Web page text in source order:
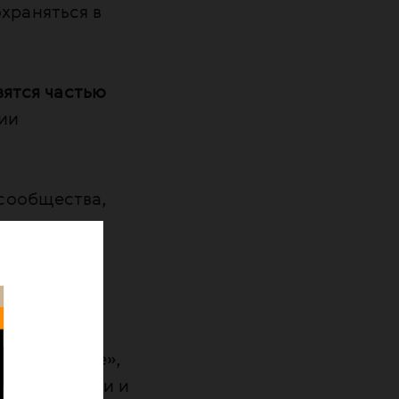
в
частью
и
форм
лечение»,
генетики и